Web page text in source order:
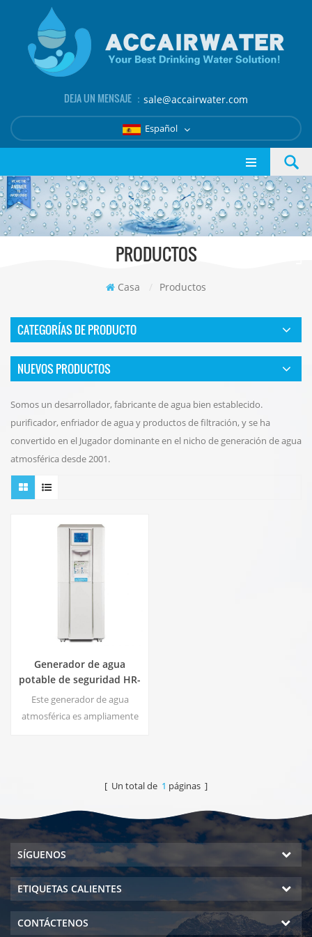
DEJA UN MENSAJE ： sale@accairwater.com
Español
PRODUCTOS
Casa / Productos
CATEGORÍAS DE PRODUCTO
NUEVOS PRODUCTOS
Somos un desarrollador, fabricante de agua bien establecido.
purificador, enfriador de agua y productos de filtración, y se ha
convertido en el Jugador dominante en el nicho de generación de agua
atmosférica desde 2001.
Generador de agua
potable de seguridad HR-
90HK
Este generador de agua
atmosférica es ampliamente
día generados a 30 ℃ & amp;
[ Un total de 1 páginas ]
SÍGUENOS
ETIQUETAS CALIENTES
CONTÁCTENOS